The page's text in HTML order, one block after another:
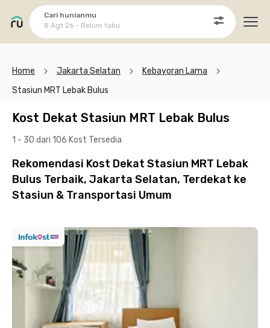
Cari hunianmu
8 Agt 26 - Belum tahu
Home Jakarta Selatan
Kebayoran Lama
Stasiun MRT Lebak Bulus
Kost Dekat Stasiun MRT Lebak Bulus
1 - 30 dari 106 Kost Tersedia
Rekomendasi Kost Dekat Stasiun MRT Lebak
Bulus Terbaik, Jakarta Selatan, Terdekat ke
Stasiun & Transportasi Umum